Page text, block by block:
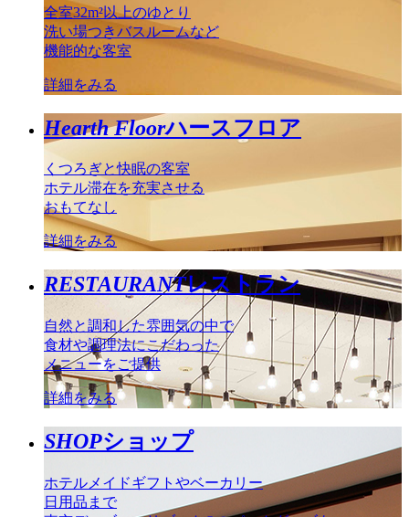
全室32m²以上のゆとり
洗い場つきバスルームなど
機能的な客室
詳細をみる
Hearth Floorハースフロア
くつろぎと快眠の客室
ホテル滞在を充実させる
おもてなし
詳細をみる
RESTAURANTレストラン
自然と調和した雰囲気の中で
食材や調理法にこだわった
メニューをご提供
詳細をみる
SHOPショップ
ホテルメイドギフトやベーカリー
日用品まで